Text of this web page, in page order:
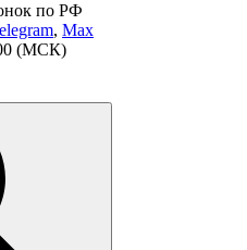
по РФ
, Max
(МСК)